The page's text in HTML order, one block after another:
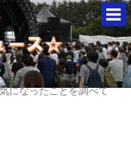
になったことを調べて